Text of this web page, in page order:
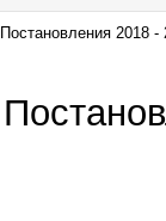
Постановления 2018 -